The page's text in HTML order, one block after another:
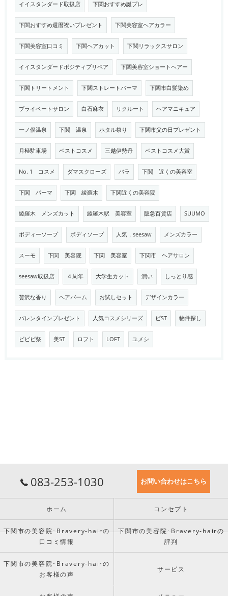
イイスタンダード取扱店 下関おすすめ誕プレ
下関おすすめ還暦祝いプレゼント 下関美容室ヘアカラー
下関美容室口コミ 下関ヘアカット 下関リラックスサロン
イイスタンダードポジティブリペア 下関美容室ショートヘアー
下関トリートメント 下関ストレートパーマ 下関市白髪染め
プライベートサロン 白石麻衣 リクルート ヘアマニキュア
一ノ俣温泉 下関 温泉 ホタル祭り 下関市父の日プレゼント
月極駐車場 ベストコスメ 三越伊勢丹 ベストコスメ大賞
No. 1 コスメ ダマスクローズ バラ 下関 近くの美容室
下関 パーマ 下関 綾羅木 下関近くの美容院
綾羅木 メンズカット 綾羅木駅 美容室 阪急百貨店 SUUMO
ボディーソープ ボディソープ 人気，seesaw メンズカラー
スーモ 下関 美容院 下関 美容室 下関市 ヘアサロン
seesaw取扱店 ４周年 大学生カット 潤い しっとり感
贅沢な香り ヘアバーム お試しセット デザインカラー
バレンタインプレゼント 人気コスメシリーズ ビST 物件探し
ビビビ祭 美ST ロフト LOFT ユメシ
083-253-1030 お問い合わせはこちら
ホーム コンセプト
下関市の美容院･Bravery-hairの
口コミ情報
下関市の美容院･Bravery-hairの
評判
下関市の美容院･Bravery-hairの
お客様の声
サービス